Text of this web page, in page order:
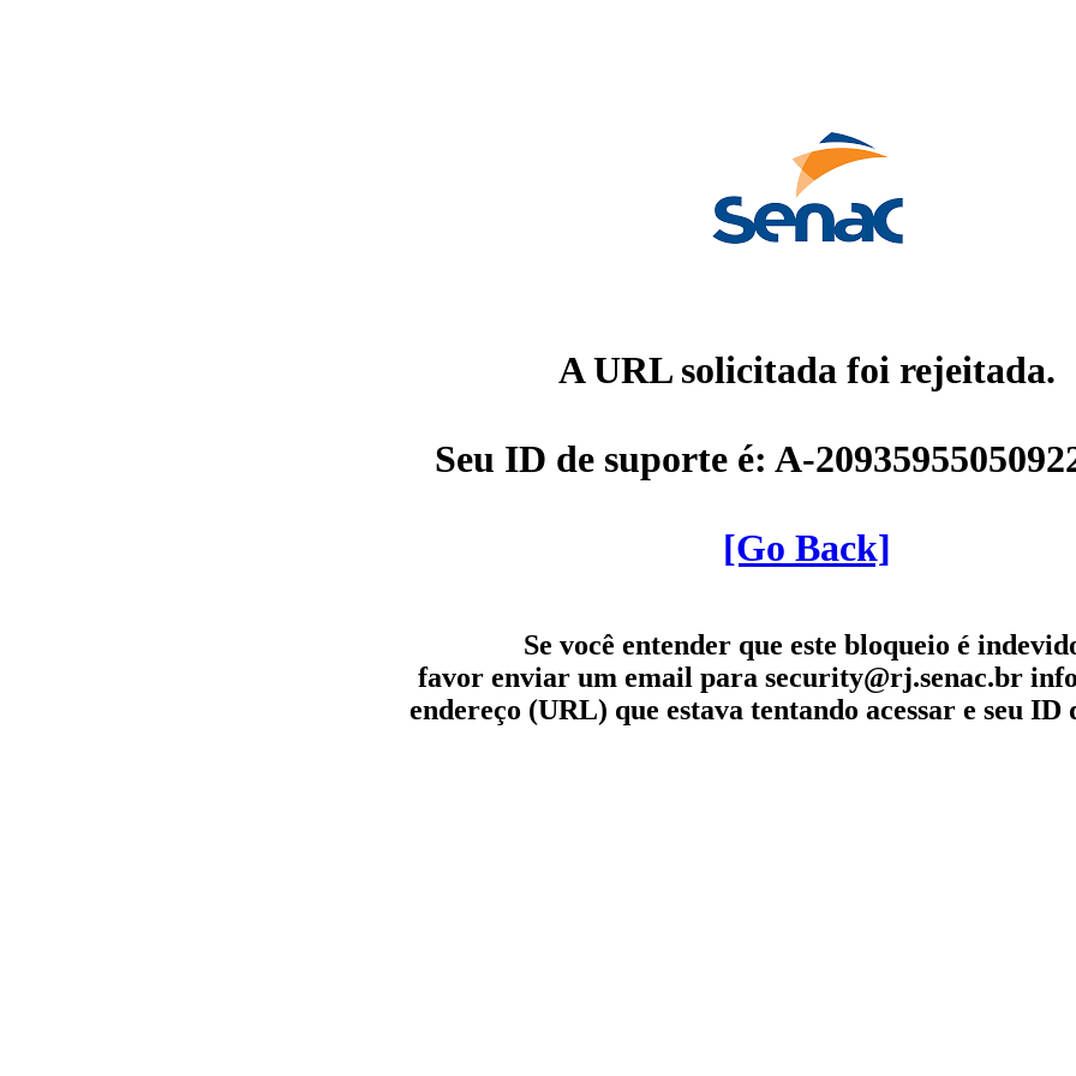
A URL solicitada foi rejeitada.
Seu ID de suporte é: A-
[Go Back]
Se você entender que este bloqueio é
favor enviar um email para security@rj.senac.br
endereço (URL) que estava tentando acessar e seu ID